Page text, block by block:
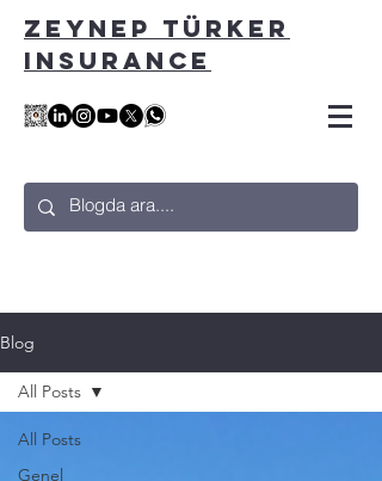
ZEYNEP TÜRKER
INSURANCE
Blog
All Posts
Genel
All Posts